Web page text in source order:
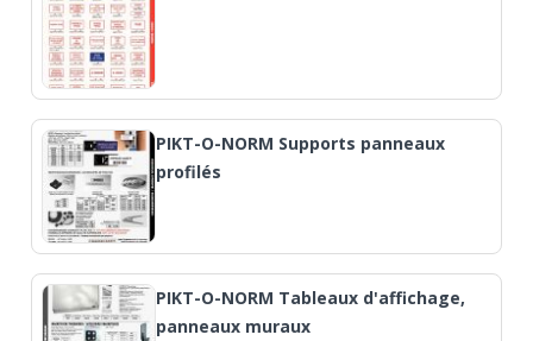
PIKT-O-NORM Supports panneaux
profilés
PIKT-O-NORM Tableaux d'affichage,
panneaux muraux